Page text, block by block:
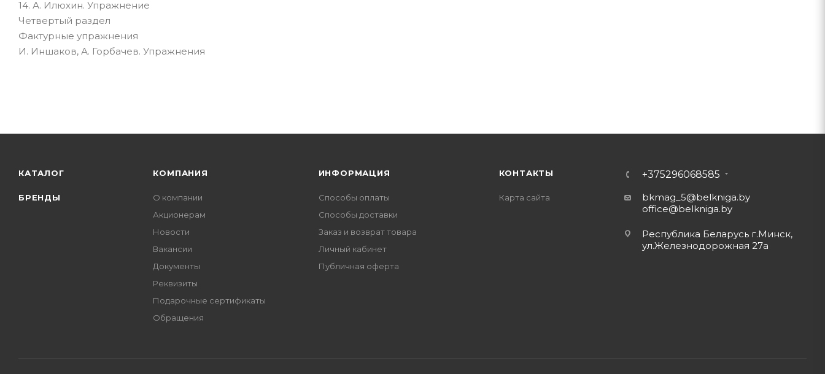
14. А. Илюхин. Упражнение
Четвертый раздел
Фактурные упражнения
И. Иншаков, А. Горбачев. Упражнения
КАТАЛОГ
БРЕНДЫ
КОМПАНИЯ
О компании
Акционерам
Новости
Вакансии
Документы
Реквизиты
Подарочные сертификаты
Обращения
ИНФОРМАЦИЯ
Способы оплаты
Способы доставки
Заказ и возврат товара
Личный кабинет
Публичная оферта
КОНТАКТЫ
Карта сайта
+375296068585
bkmag_5@belkniga.by
office@belkniga.by
Республика Беларусь г.Минск,
ул.Железнодорожная 27а